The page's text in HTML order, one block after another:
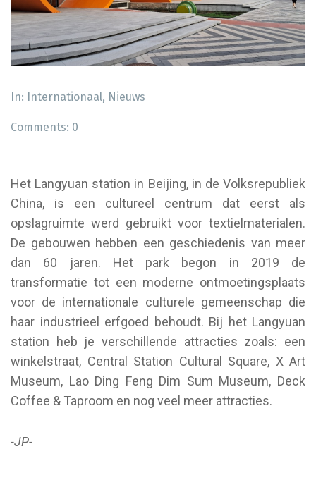
In: Internationaal, Nieuws
Comments: 0
Het Langyuan station in Beijing, in de Volksrepubliek
China, is een cultureel centrum dat eerst als
opslagruimte werd gebruikt voor textielmaterialen.
De gebouwen hebben een geschiedenis van meer
dan 60 jaren. Het park begon in 2019 de
transformatie tot een moderne ontmoetingsplaats
voor de internationale culturele gemeenschap die
haar industrieel erfgoed behoudt. Bij het Langyuan
station heb je verschillende attracties zoals: een
winkelstraat, Central Station Cultural Square, X Art
Museum, Lao Ding Feng Dim Sum Museum, Deck
Coffee & Taproom en nog veel meer attracties.
-JP-